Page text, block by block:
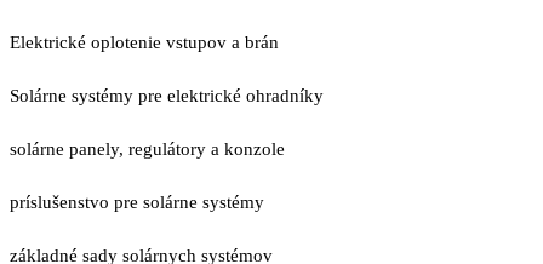
Elektrické oplotenie vstupov a brán
Solárne systémy pre elektrické ohradníky
solárne panely, regulátory a konzole
príslušenstvo pre solárne systémy
základné sady solárnych systémov